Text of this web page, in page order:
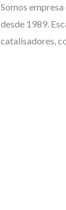
Somos
desde 1989.
catalisadores,